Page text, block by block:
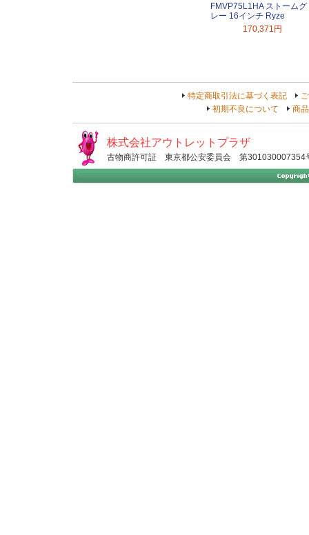
FMVP75L1HA ストームグ
レー 16インチ Ryze
170,371円
特定商取引法に基づく表記
初期不良について
商
株式会社アウトレットプラザ
古物商許可証 東京都公安委員会 第301030007354